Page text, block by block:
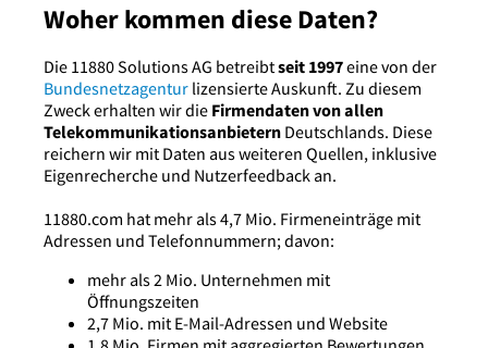
Woher kommen diese Daten?
Die 11880 Solutions AG betreibtseit 1997eine von der
Bundesnetzagentur lizensierte Auskunft. Zu diesem
Zweck erhalten wir die Firmendaten von allen
Telekommunikationsanbietern Deutschlands. Diese
reichern wir mit Daten aus weiteren Quellen, inklusive
Eigenrecherche und Nutzerfeedback an.
11880.com hat mehr als 4,7 Mio. Firmeneinträge mit
Adressen und Telefonnummern; davon:
mehr als 2 Mio. Unternehmen mit
Öffnungszeiten
2,7 Mio. mit E-Mail-Adressen und Website